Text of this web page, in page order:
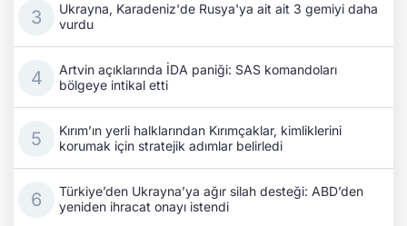
Ukrayna, Karadeniz'de Rusya'ya ait ait 3 gemiyi daha
vurdu
Artvin açıklarında İDA paniği: SAS komandoları
bölgeye intikal etti
Kırım’ın yerli halklarından Kırımçaklar, kimliklerini
korumak için stratejik adımlar belirledi
Türkiye’den Ukrayna’ya ağır silah desteği: ABD’den
yeniden ihracat onayı istendi